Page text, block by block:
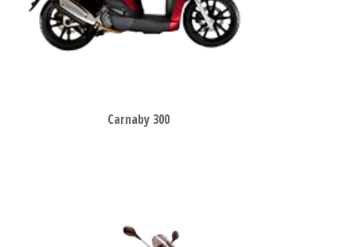
Carnaby 300